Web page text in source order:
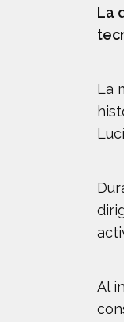
La
La
Al